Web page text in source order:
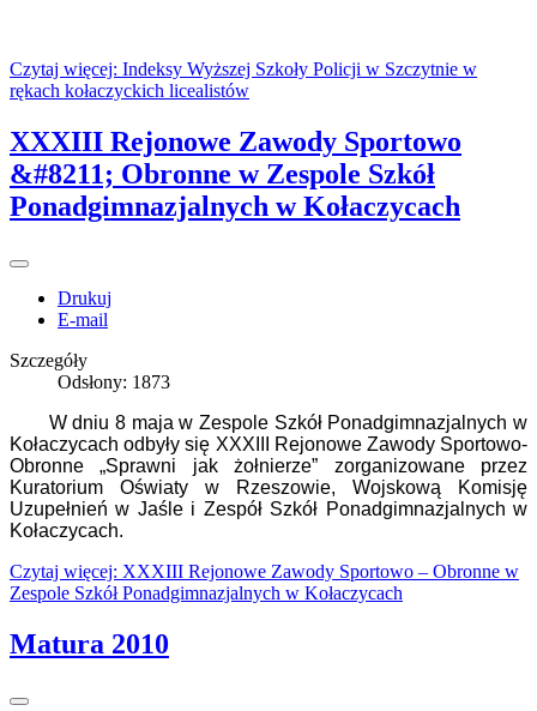
Czytaj więcej: Indeksy Wyższej Szkoły Policji w Szczytnie w
rękach kołaczyckich licealistów
XXXIII Rejonowe Zawody Sportowo
&#8211; Obronne w Zespole Szkół
Ponadgimnazjalnych w Kołaczycach
Drukuj
E-mail
Szczegóły
Odsłony: 1873
W dniu 8 maja w Zespole Szkół Ponadgimnazjalnych w
Kołaczycach odbyły się XXXIII Rejonowe Zawody Sportowo-
Obronne „Sprawni jak żołnierze” zorganizowane przez
Kuratorium Oświaty w Rzeszowie, Wojskową Komisję
Uzupełnień w Jaśle i Zespół Szkół Ponadgimnazjalnych w
Kołaczycach.
Czytaj więcej: XXXIII Rejonowe Zawody Sportowo – Obronne w
Zespole Szkół Ponadgimnazjalnych w Kołaczycach
Matura 2010